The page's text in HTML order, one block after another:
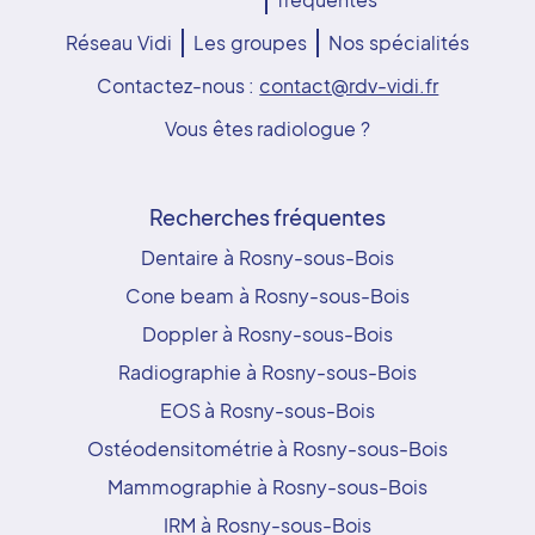
Réseau Vidi
Les groupes
Nos spécialités
Contactez-nous : contact@rdv-vidi.fr
Vous êtes radiologue ?
Recherches fréquentes
Dentaire à Rosny-sous-Bois
Cone beam à Rosny-sous-Bois
Doppler à Rosny-sous-Bois
Radiographie à Rosny-sous-Bois
EOS à Rosny-sous-Bois
Ostéodensitométrie à Rosny-sous-Bois
Mammographie à Rosny-sous-Bois
IRM à Rosny-sous-Bois